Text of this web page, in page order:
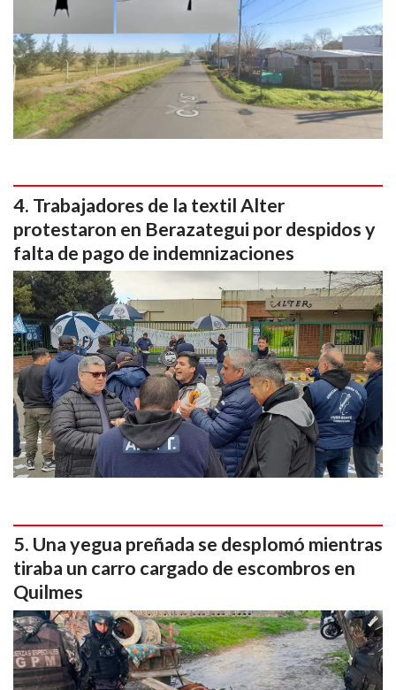
Trabajadores de la textil Alter
protestaron en Berazategui por despidos y
falta de pago de indemnizaciones
Una yegua preñada se desplomó mientras
tiraba un carro cargado de escombros en
Quilmes